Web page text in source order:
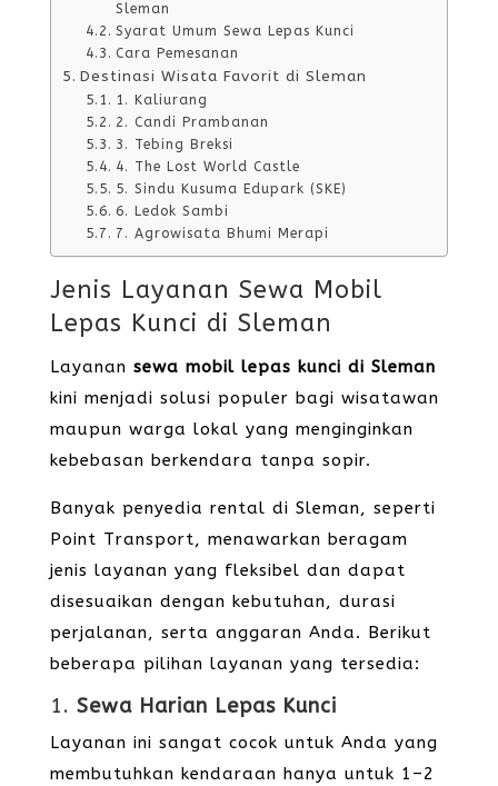
Sleman
Syarat Umum Sewa Lepas Kunci
Cara Pemesanan
Destinasi Wisata Favorit di Sleman
1. Kaliurang
2. Candi Prambanan
3. Tebing Breksi
4. The Lost World Castle
5. Sindu Kusuma Edupark (SKE)
6. Ledok Sambi
7. Agrowisata Bhumi Merapi
Jenis Layanan Sewa Mobil
Lepas Kunci di Sleman
Layanan sewa mobil lepas kunci di Sleman
kini menjadi solusi populer bagi wisatawan
maupun warga lokal yang menginginkan
kebebasan berkendara tanpa sopir.
Banyak penyedia rental di Sleman, seperti
Point Transport, menawarkan beragam
jenis layanan yang fleksibel dan dapat
disesuaikan dengan kebutuhan, durasi
perjalanan, serta anggaran Anda. Berikut
beberapa pilihan layanan yang tersedia:
1. Sewa Harian Lepas Kunci
Layanan ini sangat cocok untuk Anda yang
membutuhkan kendaraan hanya untuk 1–2